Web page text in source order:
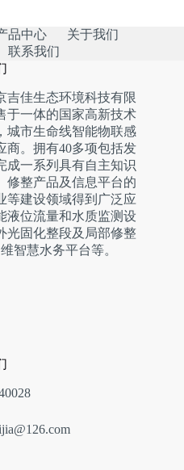
品中心
关于我们
联系我们
吉佳生态环境科技有限
于一体的国家高新技术
城市生命线智能物联感
商。拥有40多项包括发
成一系列具有自主知识
修整产品及信息平台的
等建设领域得到广泛应
液位流量和水质监测设
光固化整段及局部修整
智慧水务平台等。